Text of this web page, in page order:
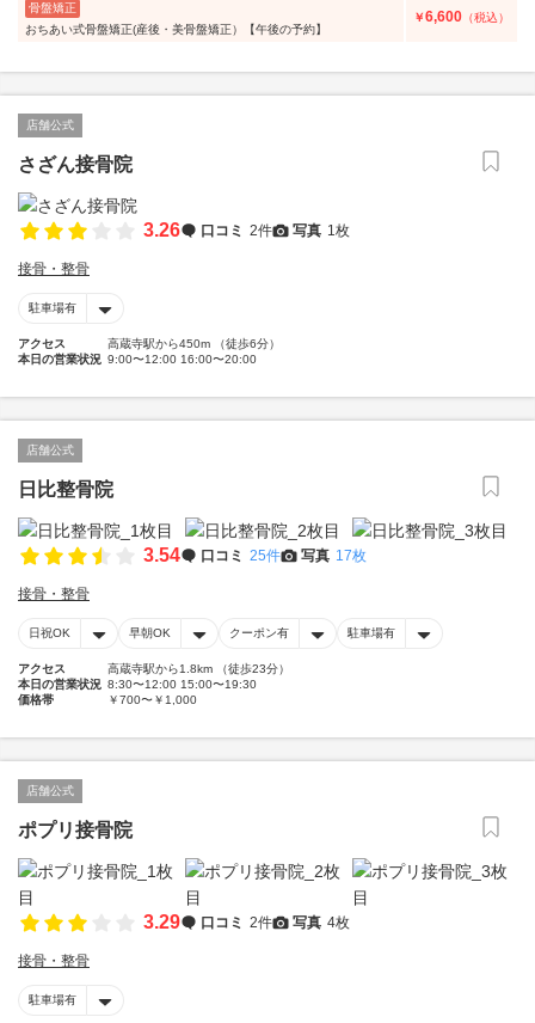
骨盤矯正
おちあい式骨盤矯正(産後・美骨盤矯正）【午後の予約】
￥6,600 （税込）
店舗公式
さざん接骨院
3.26 口コミ 2件 写真 1枚
接骨・整骨
駐車場有
アクセス
高蔵寺駅から450m （徒歩6分）
本日の営業状況 9:00〜12:00 16:00〜20:00
店舗公式
日比整骨院
3.54 口コミ 25件 写真 17枚
接骨・整骨
日祝OK 早朝OK クーポン有 駐車場有
アクセス
高蔵寺駅から1.8km （徒歩23分）
本日の営業状況 8:30〜12:00 15:00〜19:30
価格帯
￥700〜￥1,000
店舗公式
ポプリ接骨院
3.29 口コミ 2件 写真 4枚
接骨・整骨
駐車場有